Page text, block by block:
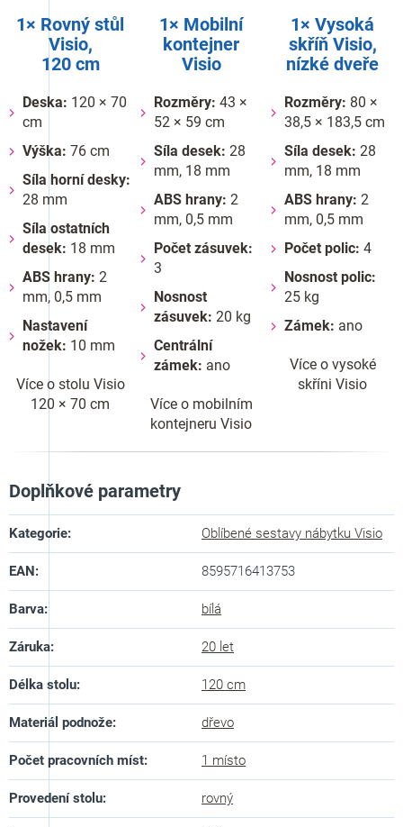
1× Rovný stůl
Visio,
120 cm
Deska: 120 × 70
cm
Výška: 76 cm
Síla horní desky:
28 mm
Síla ostatních
desek: 18 mm
ABS hrany: 2
mm, 0,5 mm
Nastavení
nožek: 10 mm
Více o stolu Visio
120 × 70 cm
1× Mobilní
kontejner
Visio
Rozměry: 43 ×
52 × 59 cm
Síla desek: 28
mm, 18 mm
ABS hrany: 2
mm, 0,5 mm
Počet zásuvek:
3
Nosnost
zásuvek: 20 kg
Centrální
zámek: ano
Více o mobilním
kontejneru Visio
1× Vysoká
skříň Visio,
nízké dveře
Rozměry: 80 ×
38,5 × 183,5 cm
Síla desek: 28
mm, 18 mm
ABS hrany: 2
mm, 0,5 mm
Počet polic: 4
Nosnost polic:
25 kg
Zámek: ano
Více o vysoké
skříni Visio
Doplňkové parametry
Kategorie: Oblíbené sestavy nábytku Visio
EAN : 8595716413753
Barva: bílá
Záruka: 20 let
Délka stolu: 120 cm
Materiál podnože: dřevo
Počet pracovních míst: 1 místo
Provedení stolu: rovný